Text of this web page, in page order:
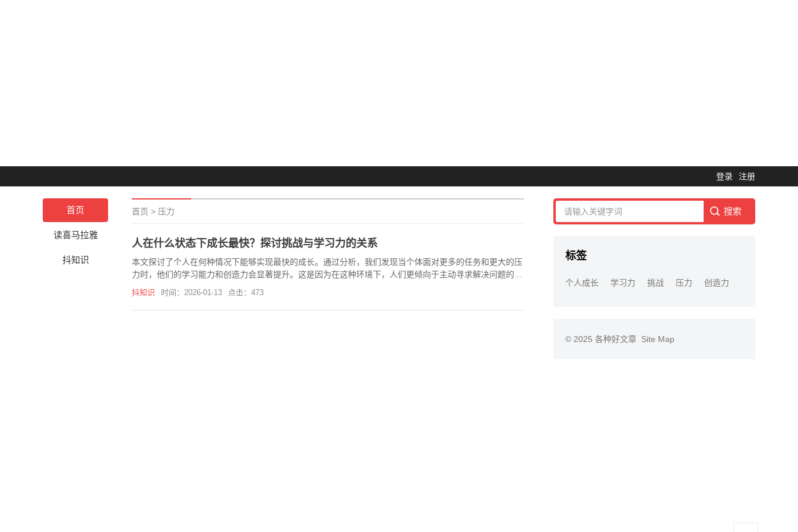
登录 注册
首页
读喜马拉雅
抖知识
首页 > 压力
人在什么状态下成长最快？探讨挑战与学习力的关系
本文探讨了个人在何种情况下能够实现最快的成长。通过分析，我们发现当个体面对更多的任务和更大的压
力时，他们的学习能力和创造力会显著提升。这是因为在这种环境下，人们更倾向于主动寻求解决问题的方
法，并且在过程中不断反思和总结，从而促进个人能力的快
抖知识 时间：2026-01-13 点击：473
标签
个人成长 学习力 挑战 压力 创造力
© 2025 各种好文章 Site Map